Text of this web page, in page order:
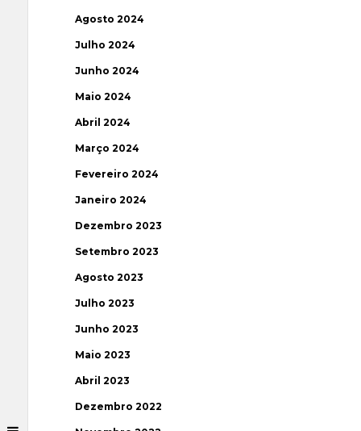
Agosto 2024
Julho 2024
Junho 2024
Maio 2024
Abril 2024
Março 2024
Fevereiro 2024
Janeiro 2024
Dezembro 2023
Setembro 2023
Agosto 2023
Julho 2023
Junho 2023
Maio 2023
Abril 2023
Dezembro 2022